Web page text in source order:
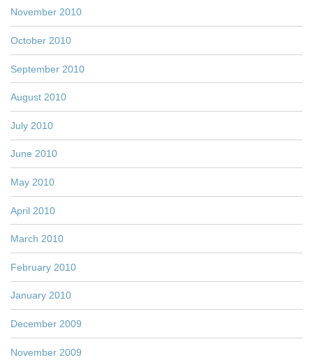
November 2010
October 2010
September 2010
August 2010
July 2010
June 2010
May 2010
April 2010
March 2010
February 2010
January 2010
December 2009
November 2009